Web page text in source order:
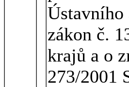
Ústavního
zákon č.
krajů a o
273/2001